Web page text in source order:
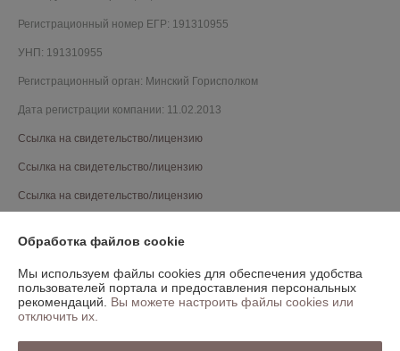
Регистрационный номер ЕГР: 191310955
УНП: 191310955
Регистрационный орган: Минский Горисполком
Дата регистрации компании: 11.02.2013
Ссылка на свидетельство/лицензию
Ссылка на свидетельство/лицензию
Ссылка на свидетельство/лицензию
Ссылка на свидетельство/лицензию
Ссылка на свидетельство/лицензию
Ссылка на свидетельство/лицензию
Обработка файлов cookie
Мы используем файлы cookies для обеспечения удобства
пользователей портала и предоставления персональных
рекомендаций. Вы можете настроить файлы cookies или
отключить их.